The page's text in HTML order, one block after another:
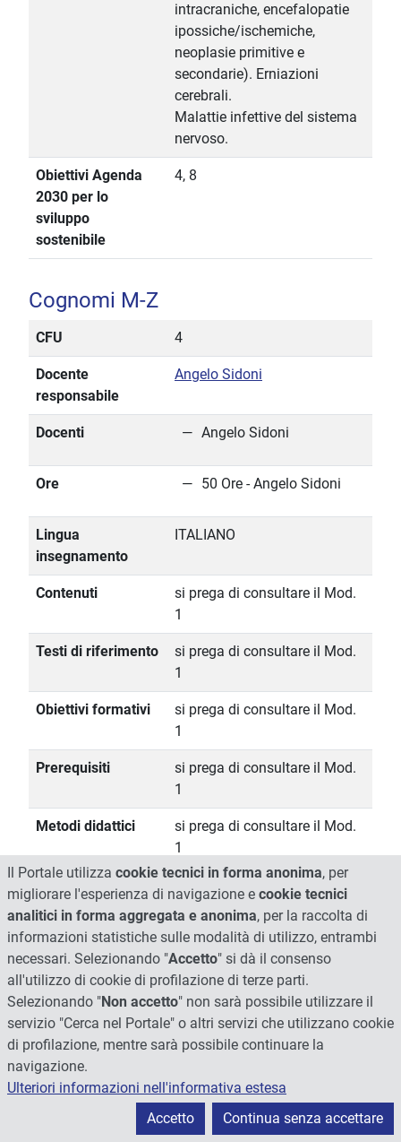
intracraniche, encefalopatie
ipossiche/ischemiche,
neoplasie primitive e
secondarie). Erniazioni
cerebrali.
Malattie infettive del sistema
nervoso.
Obiettivi Agenda
2030 per lo
sviluppo
sostenibile
4, 8
Cognomi M-Z
CFU 4
Docente
responsabile
Angelo Sidoni
Docenti Angelo Sidoni
Ore 50 Ore - Angelo Sidoni
Lingua
insegnamento
ITALIANO
Contenuti
si prega di consultare il Mod.
1
Testi di riferimento
si prega di consultare il Mod.
1
Obiettivi formativi
si prega di consultare il Mod.
1
Prerequisiti
si prega di consultare il Mod.
1
Metodi didattici
si prega di consultare il Mod.
1
Altre informazioni
si prega di consultare il Mod.
Modalità di verifica
dell'apprendimento
si prega di consultare il Mod.
1
Programma esteso APPARATO URINARIO
Basi anatomo-patologiche
acuta e cronica e della
sindrome nefritica e
Il Portale utilizza cookie tecnici in forma anonima, per
migliorare l'esperienza di navigazione e cookie tecnici
analitici in forma aggregata e anonima, per la raccolta di
informazioni statistiche sulle modalità di utilizzo, entrambi
necessari. Selezionando "Accetto" si dà il consenso
all'utilizzo di cookie di profilazione di terze parti.
Selezionando "Non accetto" non sarà possibile utilizzare il
servizio "Cerca nel Portale" o altri servizi che utilizzano cookie
di profilazione, mentre sarà possibile continuare la
navigazione.
Ulteriori informazioni nell'informativa estesa
Accetto
Continua senza accettare